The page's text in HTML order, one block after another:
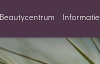
Beautycentrum Informatie